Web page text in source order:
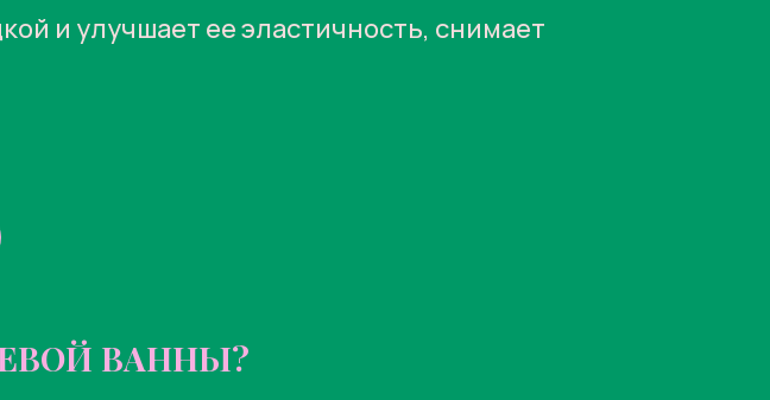
и улучшает ее эластичность, снимает
ВАННЫ?